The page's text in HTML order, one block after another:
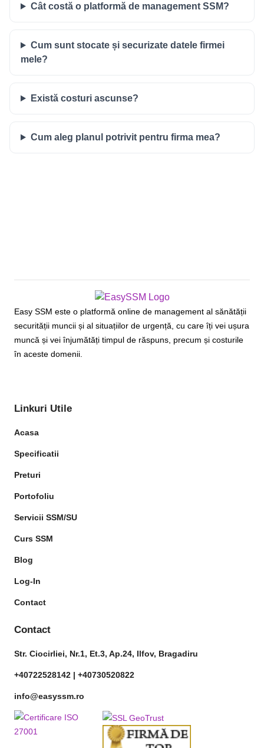
Cât costă o platformă de management SSM?
Cum sunt stocate și securizate datele firmei
mele?
Există costuri ascunse?
Cum aleg planul potrivit pentru firma mea?
Easy SSM este o platformă online de management al sănătății
securității muncii și al situațiilor de urgență, cu care îți vei ușura
muncă și vei înjumătăți timpul de răspuns, precum și costurile
în aceste domenii.
Linkuri Utile
Acasa
Specificatii
Preturi
Portofoliu
Servicii SSM/SU
Curs SSM
Blog
Log-In
Contact
Contact
Str. Ciocirliei, Nr.1, Et.3, Ap.24, Ilfov, Bragadiru
+40722528142 | +40730520822
info@easyssm.ro